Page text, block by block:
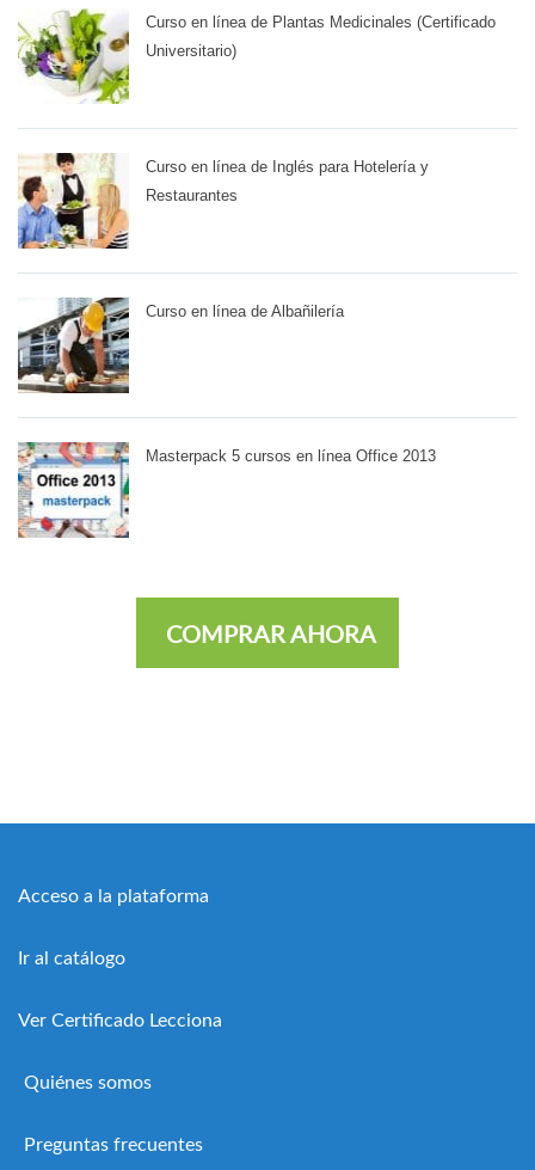
Curso en línea de Plantas Medicinales (Certificado
Universitario)
Curso en línea de Inglés para Hotelería y
Restaurantes
Curso en línea de Albañilería
Masterpack 5 cursos en línea Office 2013
COMPRAR AHORA
Acceso a la plataforma
Ir al catálogo
Ver Certificado Lecciona
Quiénes somos
Preguntas frecuentes